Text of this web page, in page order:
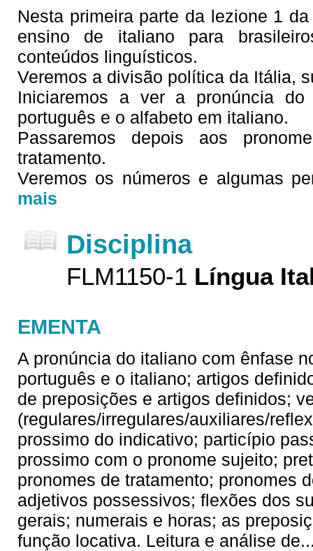
Nesta primeira parte da lezione 1
ensino de italiano para
conteúdos linguísticos.
Veremos a divisão política da Itália,
Iniciaremos a ver a pronúncia
português e o alfabeto em italiano.
Passaremos depois aos
tratamento.
Veremos os números e algumas
mais
Disciplina
FLM1150-1 Língua
EMENTA
A pronúncia do italiano com ênfase
português e o italiano; artigos
de preposições e artigos definidos;
(regulares/irregulares/auxiliares/
prossimo do indicativo; particípio
prossimo com o pronome sujeito;
pronomes de tratamento; pronomes
adjetivos possessivos; flexões dos
gerais; numerais e horas; as
função locativa. Leitura e análise de